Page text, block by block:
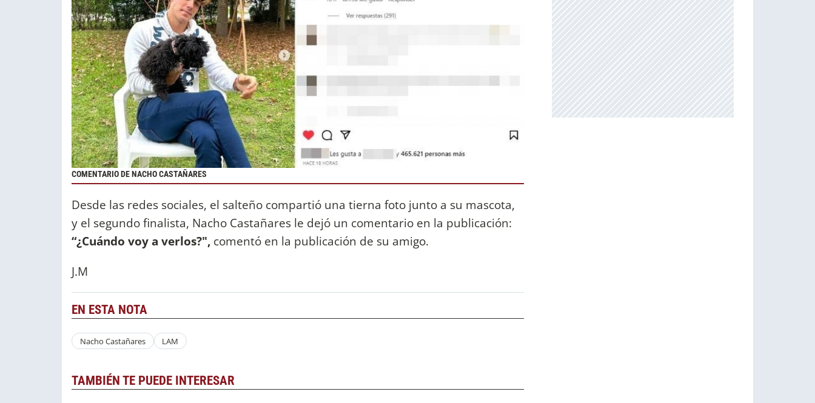
COMENTARIO DE NACHO CASTAÑARES
Desde las redes sociales, el salteño compartió una tierna foto junto a su mascota,
y el segundo finalista, Nacho Castañares le dejó un comentario en la publicación:
“¿Cuándo voy a verlos?", comentó en la publicación de su amigo.
J.M
EN ESTA NOTA
Nacho Castañares LAM
TAMBIÉN TE PUEDE INTERESAR